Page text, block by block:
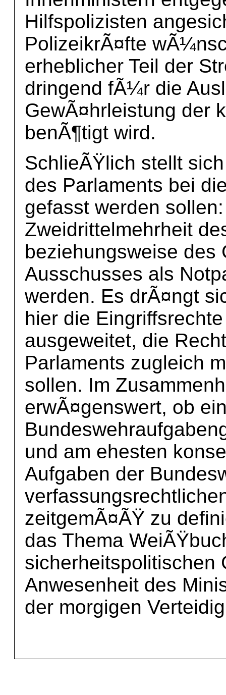
Hilfspolizisten
PolizeikrÃ¤fte
erheblicher Teil der
dringend fÃ¼r die
GewÃ¤hrleistung der
benÃ¶tigt wird.
SchlieÃŸlich stellt
des Parlaments bei
gefasst werden
Zweidrittelmehrheit
beziehungsweise des
Ausschusses als
werden. Es drÃ¤ngt
hier die
ausgeweitet, die
Parlaments zugleich
sollen. Im
erwÃ¤genswert, ob
und am ehesten
Aufgaben der
zeitgemÃ¤ÃŸ zu
das Thema
sicherheitspolitischen
Anwesenheit des
der morgigen